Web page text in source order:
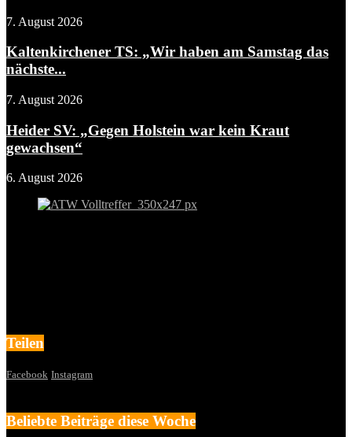
7. August 2026
Kaltenkirchener TS: „Wir haben am Samstag das
nächste...
7. August 2026
Heider SV: „Gegen Holstein war kein Kraut
gewachsen“
6. August 2026
Teilen
Facebook Instagram
Beliebte Beiträge diese Woche